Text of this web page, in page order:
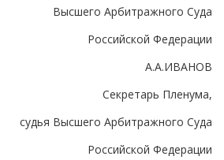
Высшего Арбитражного Суда
Российской Федерации
А.А.ИВАНОВ
Секретарь Пленума,
судья Высшего Арбитражного Суда
Российской Федерации